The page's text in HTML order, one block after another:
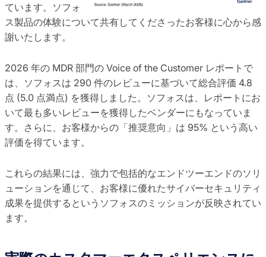
ています。ソフォ
ス製品の体験について共有してくださったお客様に心から感
謝いたします。
2026 年の MDR 部門の Voice of the Customer レポートで
は、ソフォスは 290 件のレビューに基づいて総合評価 4.8
点 (5.0 点満点) を獲得しました。ソフォスは、レポートにお
いて最も多いレビューを獲得したベンダーにもなっていま
す。さらに、お客様からの「推奨意向」は 95% という高い
評価を得ています。
これらの結果には、強力で包括的なエンドツーエンドのソリ
ューションを通じて、お客様に優れたサイバーセキュリティ
成果を提供するというソフォスのミッションが反映されてい
ます。